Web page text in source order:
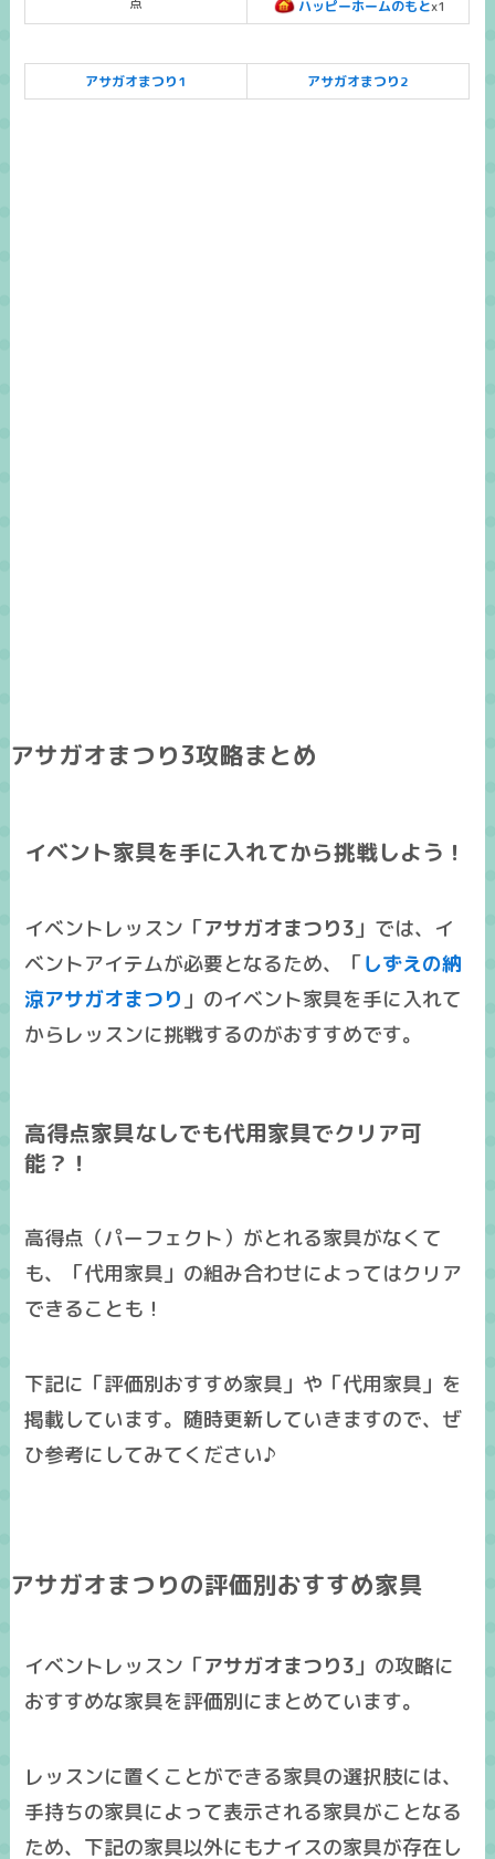
ハッピーホームのもとx1
アサガオまつり1 アサガオまつり2
アサガオまつり3攻略まとめ
イベント家具を手に入れてから挑戦しよう！
イベントレッスン「アサガオまつり3 」では、イ
ベントアイテムが必要となるため、「しずえの納
涼アサガオまつり 」のイベント家具を手に入れて
からレッスンに挑戦するのがおすすめです。
高得点家具なしでも代用家具でクリア可
能？！
高得点（パーフェクト）がとれる家具がなくて
も、「代用家具」の組み合わせによってはクリア
できることも！
下記に「評価別おすすめ家具」や「代用家具」を
掲載しています。随時更新していきますので、ぜ
ひ参考にしてみてください♪
アサガオまつりの評価別おすすめ家具
イベントレッスン「アサガオまつり3」の攻略に
おすすめな家具を評価別にまとめています。
レッスンに置くことができる家具の選択肢には、
手持ちの家具によって表示される家具がことなる
ため、下記の家具以外にもナイスの家具が存在し